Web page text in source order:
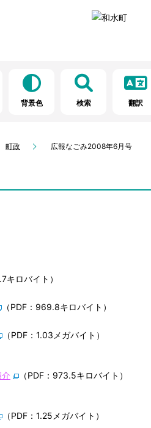
背景色 検索 翻訳
町政 広報なごみ2008年6月号
キロバイト）
（PDF：969.8キロバイト）
（PDF：1.03メガバイト）
（PDF：973.5キロバイト）
（PDF：1.25メガバイト）